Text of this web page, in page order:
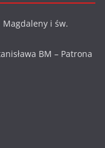
Magdaleny i św.
BM – Patrona